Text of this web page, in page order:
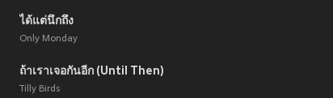
ได้แต่นึกถึง
Only Monday
ถ้าเราเจอกันอีก (Until Then)
Tilly Birds